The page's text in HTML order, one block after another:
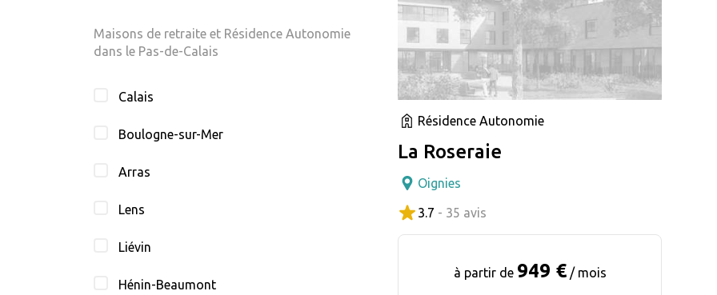
Maisons de retraite et Résidence Autonomie
dans le Pas-de-Calais
Calais
Boulogne-sur-Mer
Arras
Lens
Liévin
Hénin-Beaumont
Résidence Autonomie
La Roseraie
Oignies
3.7 - 35 avis
à partir de 949 € / mois